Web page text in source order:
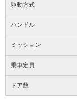
駆動方式
ハンドル
ミッション
乗車定員
ドア数